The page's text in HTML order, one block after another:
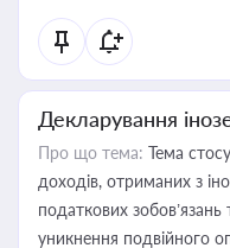
Декларування
Про що тема: Тема
доходів, отриманих з
податкових
уникнення подвійного